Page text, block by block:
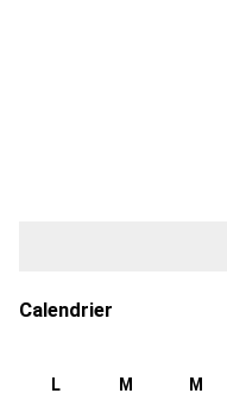
Calendrier
L
M M